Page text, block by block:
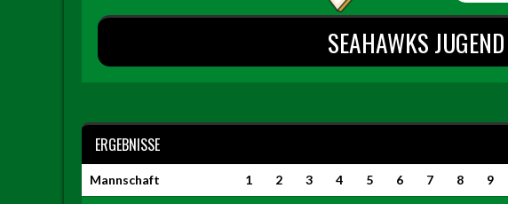
SEAHAWKS JUGEND
ERGEBNISSE
Mannschaft 1 2 3 4 5 6 7 8 9